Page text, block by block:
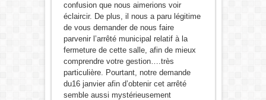
confusion que nous aimerions voir
éclaircir. De plus, il nous a paru légitime
de vous demander de nous faire
parvenir l’arrêté municipal relatif à la
fermeture de cette salle, afin de mieux
comprendre votre gestion….très
particulière. Pourtant, notre demande
du16 janvier afin d’obtenir cet arrêté
semble aussi mystérieusement